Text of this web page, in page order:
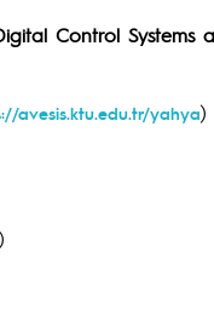
Control Systems
avesis.ktu.edu.tr/yahya)